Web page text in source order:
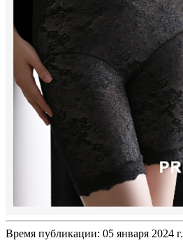
Время публикации: 05 января 2024 г.